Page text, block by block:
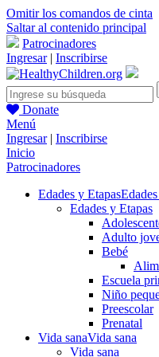
Omitir los comandos de cinta
Saltar al contenido principal
Patrocinadores
Ingresar| Inscribirse
Donate
Menú
Ingresar| Inscribirse
Inicio
Patrocinadores
Edades y Etapas
Edades y Etapas
Adulto
Bebé
Escuela
Niño
Preescolar
Prenatal
Vida sanaVida sana
Vida sana